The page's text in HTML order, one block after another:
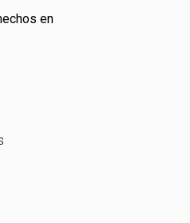
en